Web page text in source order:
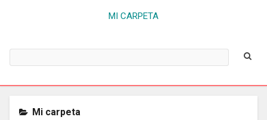
MI CARPETA
Mi carpeta